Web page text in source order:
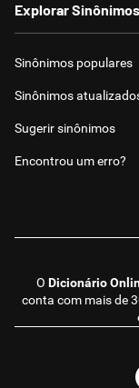
O Dicionário
conta com mais de
Explorar Sinônimos
Sinônimos populares
Sinônimos
Sugerir sinônimos
Encontrou um erro?